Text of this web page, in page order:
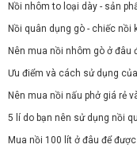
Nồi nhôm to loại dày - sản
Nồi quân dụng gò - chiếc nồi
Nên mua nồi nhôm gò ở đâu
Ưu điểm và cách sử dụng
Nên mua nồi nấu phở giá rẻ
5 lí do bạn nên sử dụng nồi
Mua nồi 100 lít ở đâu để